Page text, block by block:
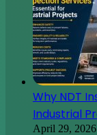
Why NDT
Industrial
April 29, 2026